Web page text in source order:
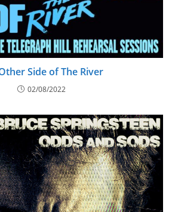
Side of The River
02/08/2022